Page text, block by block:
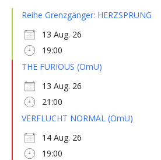
Reihe Grenzgänger: HERZSPRUNG
13 Aug. 26
19:00
THE FURIOUS (OmU)
13 Aug. 26
21:00
VERFLUCHT NORMAL (OmU)
14 Aug. 26
19:00